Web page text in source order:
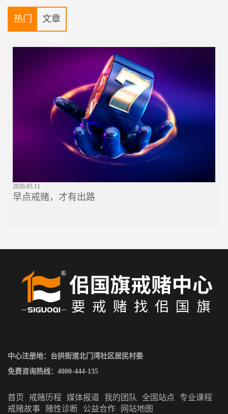
热门 文章
2026.05.11
早点戒赌，才有出路
中心注册地：台拱街道北门湾社区居民村委
免费咨询热线： 4000-444-135
首页 戒赌历程 媒体报道 我的团队 全国站点
专业课程
戒赌故事
赌性诊断 公益合作 网站地图